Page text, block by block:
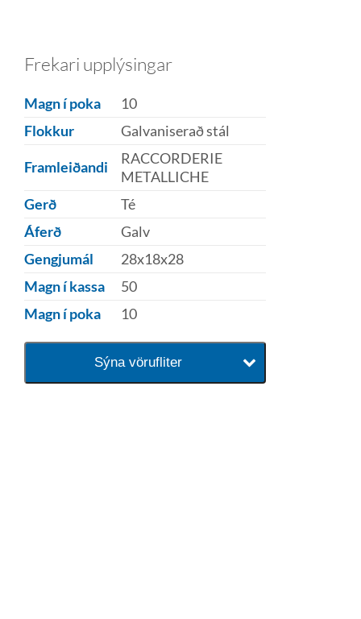
Frekari upplýsingar
Magn í poka
10
Flokkur
Galvaniserað stál
Framleiðandi
RACCORDERIE
METALLICHE
Gerð
Té
Áferð
Galv
Gengjumál
28x18x28
Magn í kassa
50
Magn í poka
10
Sýna vörufliter